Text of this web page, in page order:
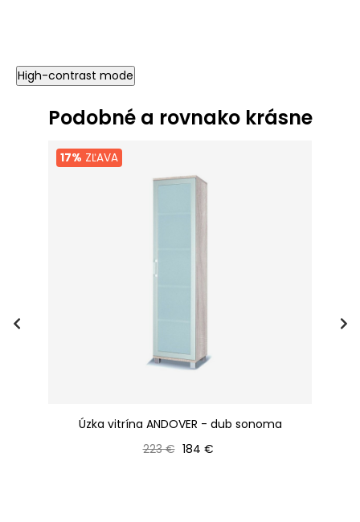
High-contrast mode
Podobné a rovnako krásne
17% ZĽAVA
Úzka vitrína ANDOVER - dub sonoma
Bežná cena
223 € Cena
184 €